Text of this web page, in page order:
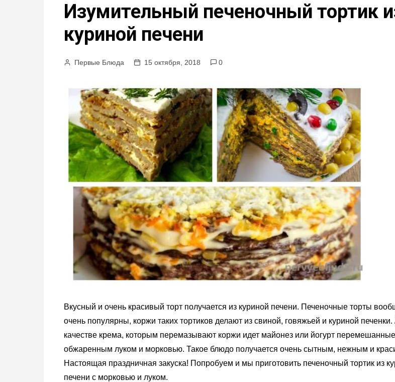
Изумительный печеночный тортик
куриной печени
Первые Блюда 15 октября, 2018 0
Вкусный и очень красивый торт получается из куриной печени. Печеночные торты
очень популярны, коржи таких тортиков делают из свиной, говяжьей и куриной печенки.
качестве крема, которым перемазывают коржи идет майонез или йогурт
обжаренным луком и морковью. Такое блюдо получается очень сытным, нежным и
Настоящая праздничная закуска! Попробуем и мы приготовить печеночный тортик из
печени с морковью и луком.